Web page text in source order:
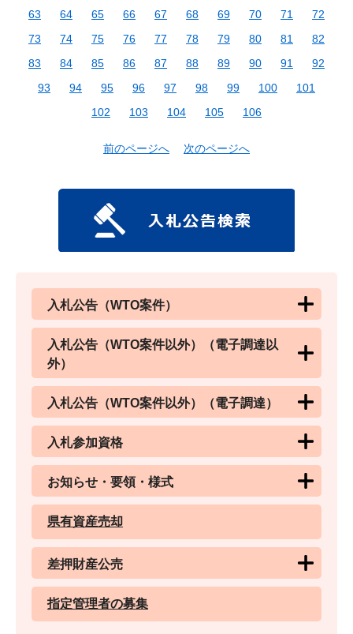
63
64 65 66 67 68 69 70 71
72
73
74 75 76 77 78 79 80 81
82
83
84 85 86 87 88 89 90 91
92
93
94 95 96 97 98 99 100
101
102
103 104 105 106
前のページへ 次のページへ
入札公告（WTO案件）
入札公告（WTO案件以外）（電子調達以
外）
入札公告（WTO案件以外）（電子調達）
入札参加資格
お知らせ・要領・様式
県有資産売却
差押財産公売
指定管理者の募集